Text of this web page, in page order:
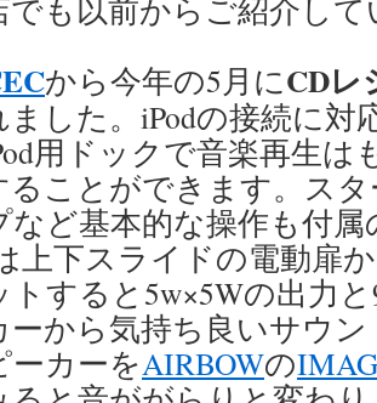
でも以前からご紹介し
から今年の5月にCDレ
した。iPodの接続に対
用ドックで音楽再生は
ることができます。ス
など基本的な操作も付
上下スライドの電動扉
トすると5w×5Wの出力
ーから気持ち良いサウ
ーカーをAIRBOWの